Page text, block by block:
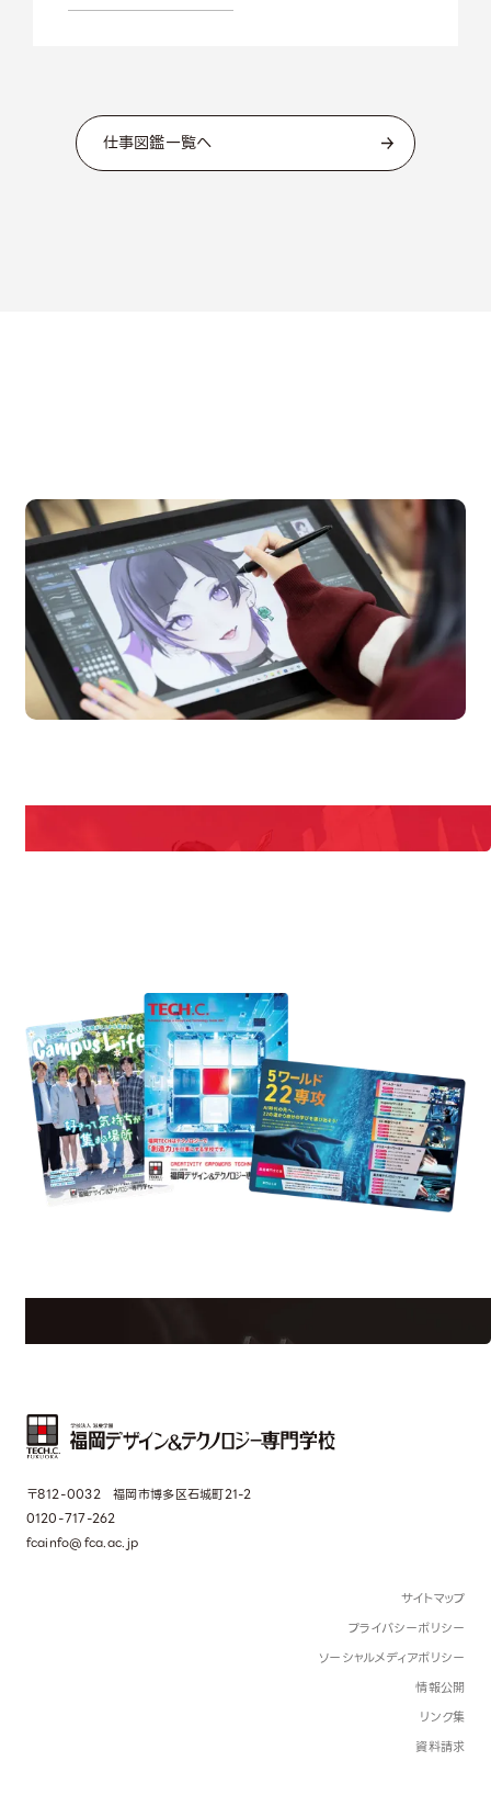
仕事図鑑一覧へ
Campus Open
Information
〒812-0032 福岡市博多区石城町21-2
0120-717-262
fcainfo@fca.ac.jp
サイトマップ
プライバシーポリシー
ソーシャルメディアポリシー
情報公開
リンク集
資料請求